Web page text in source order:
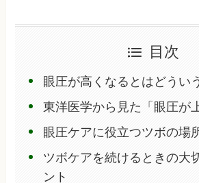
目次
眼圧が高くなるとはどうい
東洋医学から見た「眼圧が
眼圧ケアに役立つツボの場
ツボケアを続けるときの大
ント